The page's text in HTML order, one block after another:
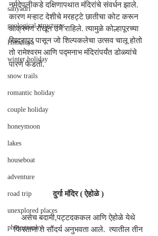
sahyadri
geological structures
Himalaya
winter holiday
snow trails
romantic holiday
couple holiday
honeymoon
lakes
houseboat
adventure
road trip
unexplored places
photography
नर्मदेपलीकडे दक्षिणापथात मंदिरांचे संवर्धन झाले.
कारण मऱ्हाट देशीचे मरहट्टे छातीचा कोट करून
आक्रमण रोखून उभे राहिले. त्यामुळे कोल्हापूरच्या
खिद्रापूर पासून जो शिल्पकलेचा उत्सव चालू होतो
तो रामेश्वरम आणि पद्मनाभ मंदिरांपर्यंत डोळ्यांचे
पारणे फेडतो.
दुर्गा मंदिर ( ऐहोळे )
असेच बदामी,पट्टदककल आणि ऐहोळे येथे
फिरताना ते सौंदर्य अनुभवता आले.  त्यातील तीन